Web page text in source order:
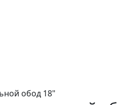
обод 18"